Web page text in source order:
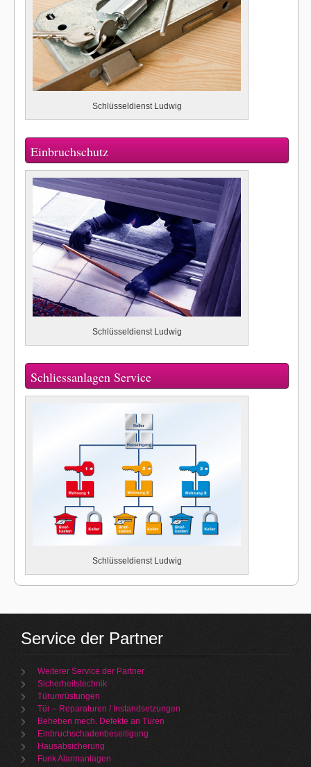
Schlüsseldienst Ludwig
Einbruchschutz
Schlüsseldienst Ludwig
Schliessanlagen Service
Schlüsseldienst Ludwig
Service der Partner
Weiterer Service der Partner
Sicherheitstechnik
Türumrüstungen
Tür – Reparaturen / Instandsetzungen
Beheben mech. Defekte an Türen
Einbruchschadenbeseitigung
Hausabsicherung
Funk Alarmanlagen